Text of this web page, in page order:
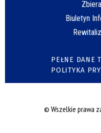
Biuletyn
PEŁNE DANE
POLITYKA
© Wszelkie prawa